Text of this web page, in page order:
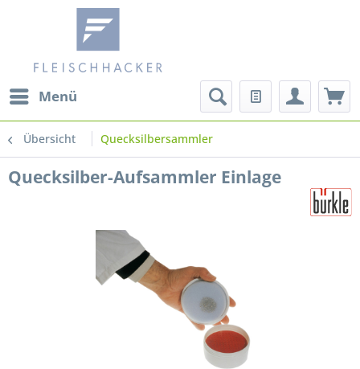
Menü
Übersicht Quecksilbersammler
Quecksilber-Aufsammler Einlage